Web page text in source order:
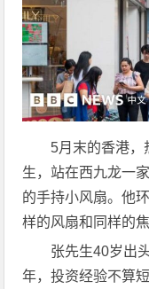
5月末的香港，
生，站在西九龙一
的手持小风扇。他
样的风扇和同样的焦
张先生40岁出
年，投资经验不算